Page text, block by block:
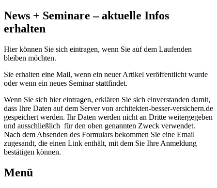
News + Seminare – aktuelle Infos
erhalten
Hier können Sie sich eintragen, wenn Sie auf dem Laufenden
bleiben möchten.
Sie erhalten eine Mail, wenn ein neuer Artikel veröffentlicht wurde
oder wenn ein neues Seminar stattfindet.
Wenn Sie sich hier eintragen, erklären Sie sich einverstanden damit,
dass Ihre Daten auf dem Server von architekten-besser-versichern.de
gespeichert werden. Ihr Daten werden nicht an Dritte weitergegeben
und ausschließlich für den oben genannten Zweck verwendet.
Nach dem Absenden des Formulars bekommen Sie eine Email
zugesandt, die einen Link enthält, mit dem Sie Ihre Anmeldung
bestätigen können.
Menü